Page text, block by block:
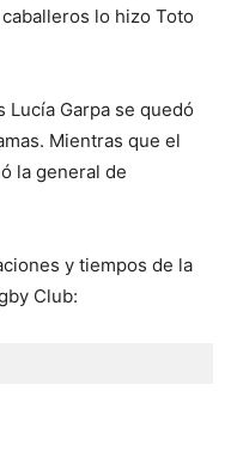
lo hizo Toto
Garpa se quedó
Mientras que el
la general de
y tiempos de la
Club: